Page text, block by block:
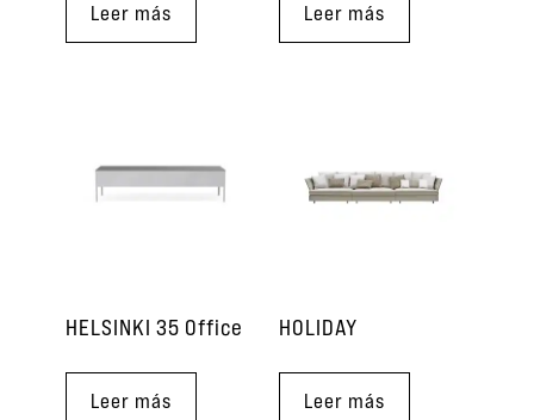
Leer más Leer más
HELSINKI 35 Office
Leer más
HOLIDAY
Leer más